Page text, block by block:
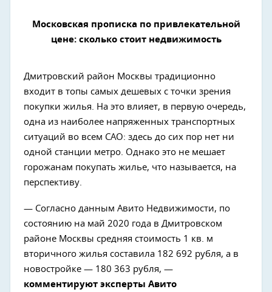
Московская прописка по привлекательной
цене: сколько стоит недвижимость
Дмитровский район Москвы традиционно
входит в топы самых дешевых с точки зрения
покупки жилья. На это влияет, в первую очередь,
одна из наиболее напряженных транспортных
ситуаций во всем САО: здесь до сих пор нет ни
одной станции метро. Однако это не мешает
горожанам покупать жилье, что называется, на
перспективу.
— Согласно данным Авито Недвижимости, по
состоянию на май 2020 года в Дмитровском
районе Москвы средняя стоимость 1 кв. м
вторичного жилья составила 182 692 рубля, а в
новостройке — 180 363 рубля, —
комментируют эксперты Авито